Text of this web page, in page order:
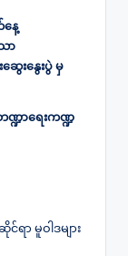
နေ့
ာ
ေးနွေးပွဲ မှ
ဍာရေးကဏ္ဍ
ရာ မူဝါဒများ